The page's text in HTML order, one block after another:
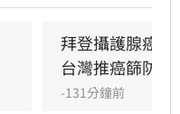
拜登攝護腺癌
台灣推癌篩防晚
-131分鐘前